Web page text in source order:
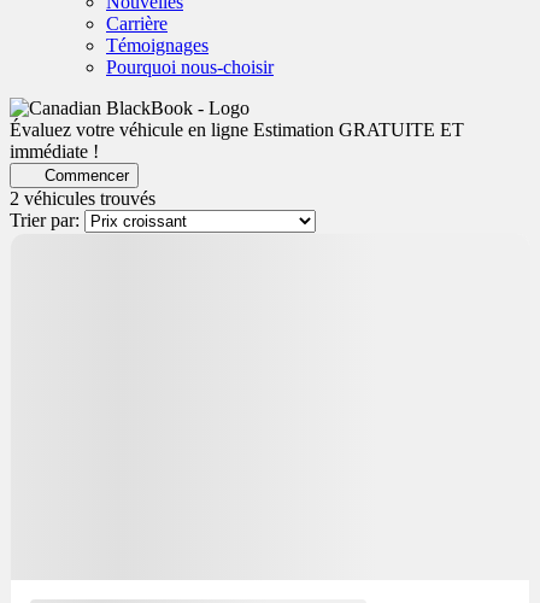
Carrière
Témoignages
Pourquoi nous-choisir
Évaluez votre véhicule en ligne Estimation GRATUITE ET
immédiate !
Commencer
2 véhicules trouvés
Trier par: